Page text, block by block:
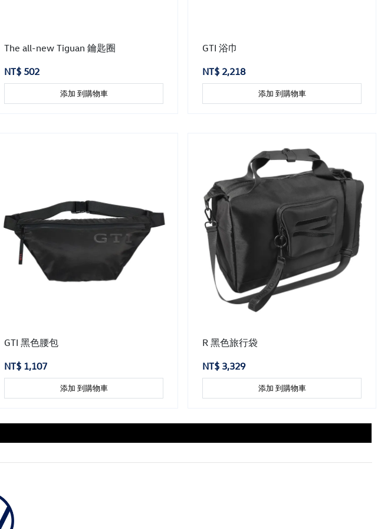
The all-new Tiguan 鑰匙圈
NT$ 502
添加 到購物車
GTI 浴巾
NT$ 2,218
添加 到購物車
GTI 黑色腰包
NT$ 1,107
添加 到購物車
R 黑色旅行袋
NT$ 3,329
添加 到購物車